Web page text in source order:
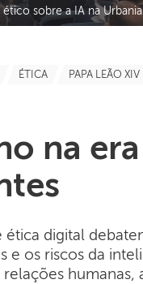
sobre a IA na
ÉTICA PAPA LEÃO XIV
na
digital
e os riscos da
humanas,